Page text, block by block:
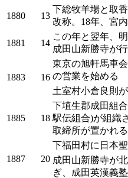
1880 13
下総牧羊場と取
改称。18年、宮
1881 14
この年と翌年、
成田山新勝寺が
1883 16
東京の旭軒馬車
の営業を始める
土室村小倉良則
1885 18
下埴生郡成田組
駅伝組合)が組織
取締所が置かれる
1887 20
下福田村に日本
成田山新勝寺が
ぎ、成田英漢義